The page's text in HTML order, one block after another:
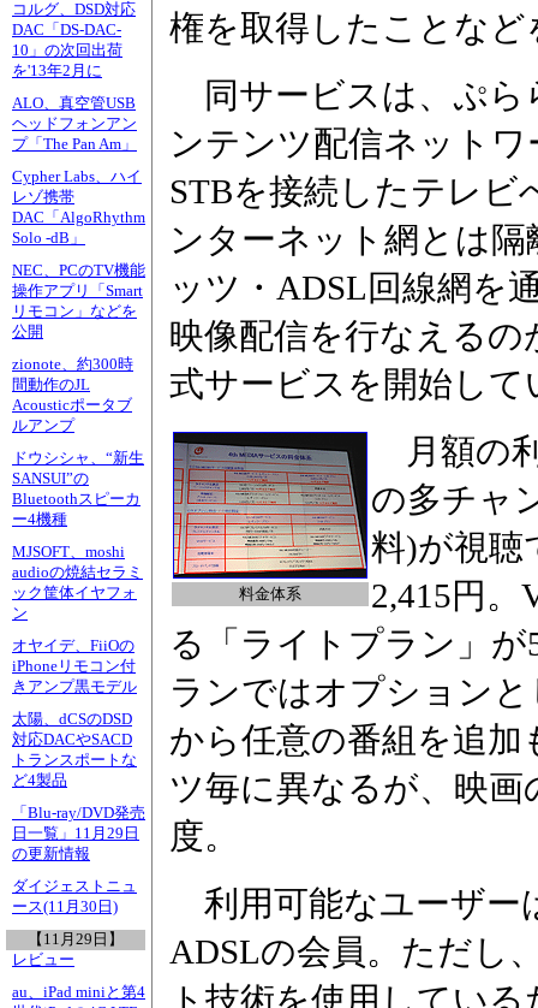
コルグ、DSD対応
DAC「DS-DAC-
10」の次回出荷
を'13年2月に
ALO、真空管USB
ヘッドフォンアン
プ「The Pan Am」
Cypher Labs、ハイ
レゾ携帯
DAC「AlgoRhythm
Solo -dB」
NEC、PCのTV機能
操作アプリ「Smart
リモコン」などを
公開
zionote、約300時
間動作のJL
Acousticポータブ
ルアンプ
ドウシシャ、“新生
SANSUI”の
Bluetoothスピーカ
ー4機種
MJSOFT、moshi
audioの焼結セラミ
ック筐体イヤフォ
ン
オヤイデ、FiiOの
iPhoneリモコン付
きアンプ黒モデル
太陽、dCSのDSD
対応DACやSACD
トランスポートな
ど4製品
「Blu-ray/DVD発売
日一覧」11月29日
の更新情報
ダイジェストニュ
ース(11月30日)
【11月29日】
レビュー
au、iPad miniと第4
権を取得したことな
同サービスは、ぷら
ンテンツ配信ネット
STBを接続したテレビ
ンターネット網とは
ッツ・ADSL回線網を
映像配信を行なえるの
式サービスを開始して
料金体系
月額の
の多チャ
料)が視聴
2,415円
る「ライトプラン」
ランではオプション
から任意の番組を追
ツ毎に異なるが、映画
度。
利用可能なユーザー
ADSLの会員。ただし
ト技術を使用してい